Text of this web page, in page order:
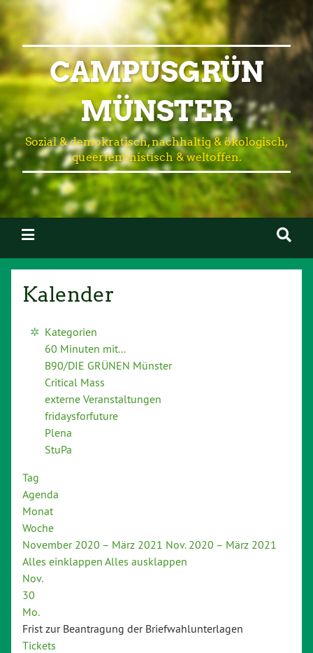
CAMPUSGRÜN
MÜNSTER
Sozial & demokratisch, nachhaltig & ökologisch,
queerfeministisch & weltoffen.
Kalender
Kategorien
60 Minuten mit...
B90/DIE GRÜNEN Münster
Critical Mass
externe Veranstaltungen
fridaysforfuture
Plena
StuPa
Tag
Agenda
Monat
Woche
November 2020 – März 2021 Nov. 2020 – März 2021
Alles einklappen Alles ausklappen
Nov.
30
Mo.
Frist zur Beantragung der Briefwahlunterlagen
Tickets